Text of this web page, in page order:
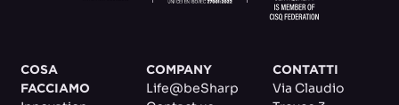
COSA
FACCIAMO
COMPANY
Life@beSharp
CONTATTI
Via Claudio